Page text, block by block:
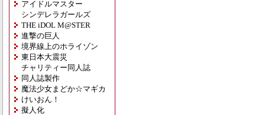
アイドルマスター
シンデレラガールズ
THE iDOL M@STER
進撃の巨人
境界線上のホライゾン
東日本大震災
チャリティー同人誌
同人誌製作
魔法少女まどか☆マギカ
けいおん！
擬人化